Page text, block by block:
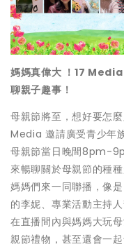
媽媽真偉大 ！17
聊親子趣事！
母親節將至，想好要怎
Media 邀請廣受青少
母親節當日晚間8pm-
來暢聊關於母親節的種種
媽媽們來一同聯播，像
的李妮、專業活動主持
在直播間內與媽媽大玩母
親節禮物，甚至還會一